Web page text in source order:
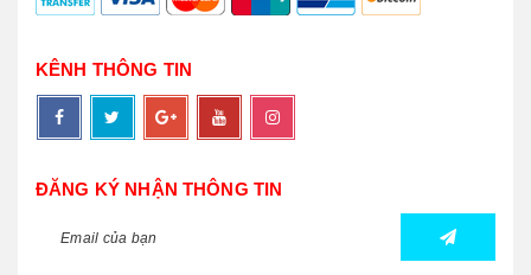
KÊNH THÔNG TIN
ĐĂNG KÝ NHẬN THÔNG TIN